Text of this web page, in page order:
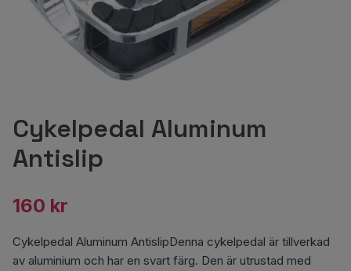
Cykelpedal Aluminum
Antislip
160 kr
Cykelpedal Aluminum AntislipDenna cykelpedal är tillverkad
av aluminium och har en svart färg. Den är utrustad med